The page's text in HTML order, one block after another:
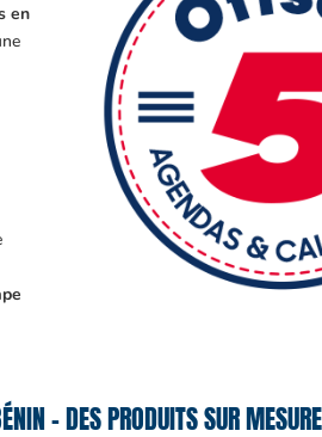
en
– DES PRODUITS SUR